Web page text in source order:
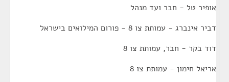
אופיר טל - חבר ועד מנהל
דביר אינברג - עמותת צו 8 - פורום המילואים בישראל
דוד בקר - חבר, עמותת צו 8
אריאל חימון - עמותת צו 8